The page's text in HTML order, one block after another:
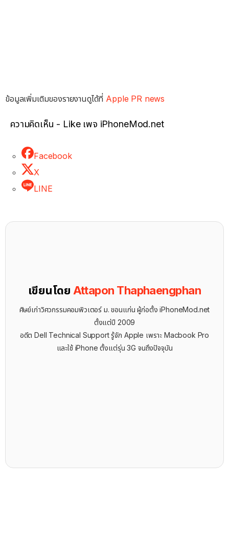
ข้อมูลเพิ่มเติมของรายงานดูได้ที่ Apple PR news
ความคิดเห็น - Like เพจ iPhoneMod.net
Facebook
X
LINE
เขียนโดย Attapon Thaphaengphan
ศิษย์เก่าวิศวกรรมคอมพิวเตอร์ ม. ขอนแก่น ผู้ก่อตั้ง iPhoneMod.net
ตั้งแต่ปี 2009
อดีต Dell Technical Support รู้จัก ​Apple เพราะ Macbook Pro
และใช้ iPhone ตั้งแต่รุ่น 3G จนถึงปัจจุบัน